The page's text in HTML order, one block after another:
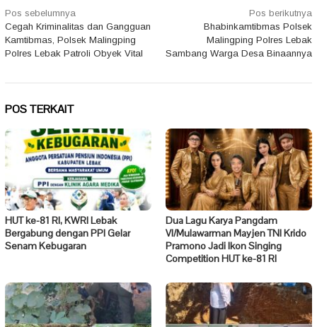
Navigasi
pos
Pos sebelumnya
Cegah Kriminalitas dan Gangguan
Kamtibmas, Polsek Malingping
Polres Lebak Patroli Obyek Vital
Pos berikutnya
Bhabinkamtibmas Polsek
Malingping Polres Lebak
Sambang Warga Desa Binaannya
POS TERKAIT
HUT ke-81 RI, KWRI Lebak
Bergabung dengan PPI Gelar
Senam Kebugaran
Dua Lagu Karya Pangdam
VI/Mulawarman Mayjen TNI Krido
Pramono Jadi Ikon Singing
Competition HUT ke-81 RI